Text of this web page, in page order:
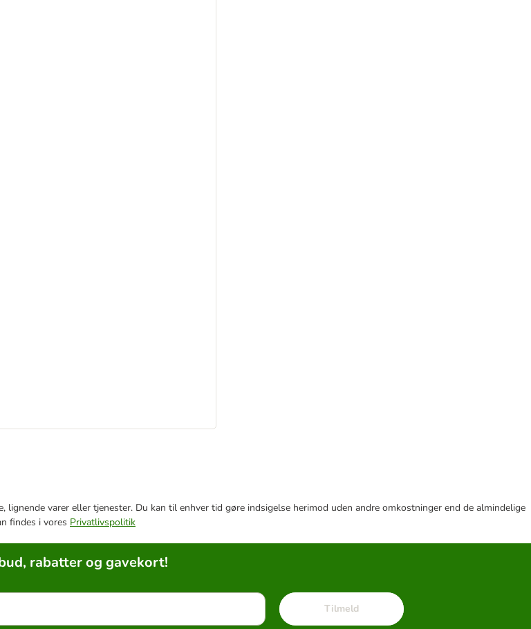
varer eller tjenester. Du kan til enhver tid gøre indsigelse herimod uden andre omkostninger end de almindelige
findes i vores Privatlivspolitik
rabatter og gavekort!
Tilmeld